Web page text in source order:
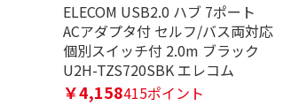
ELECOM USB2.0 ハブ 7ポート
ACアダプタ付 セルフ/バス両対応
個別スイッチ付 2.0m ブラック
U2H-TZS720SBK エレコム
￥4,158415ポイント